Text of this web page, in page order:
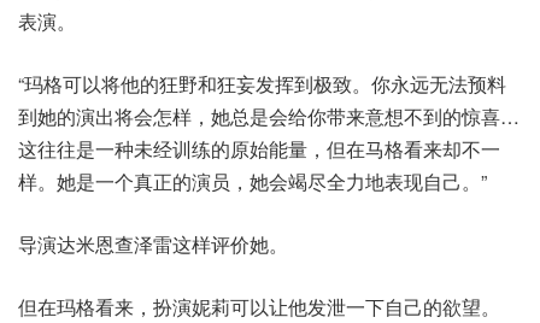
表演。
“玛格可以将他的狂野和狂妄发挥到极致。你永远无法预料
到她的演出将会怎样，她总是会给你带来意想不到的惊喜…
这往往是一种未经训练的原始能量，但在马格看来却不一
样。她是一个真正的演员，她会竭尽全力地表现自己。”
导演达米恩查泽雷这样评价她。
但在玛格看来，扮演妮莉可以让他发泄一下自己的欲望。